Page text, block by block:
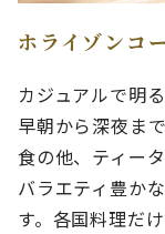
ホライゾンコ
カジュアルで明
早朝から深夜ま
食の他、ティー
バラエティ豊か
す。各国料理だ